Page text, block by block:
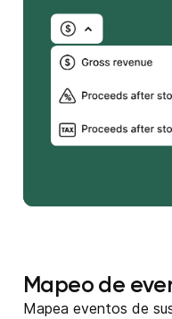
Mapeo de
Mapea eventos de